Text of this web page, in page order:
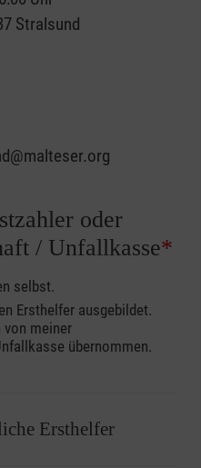
Stralsund
oder
/ Unfallkasse*
selbst.
Ersthelfer ausgebildet.
von meiner
übernommen.
Ersthelfer